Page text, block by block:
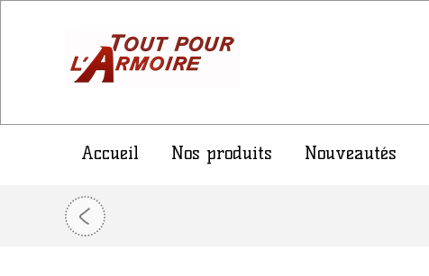
Accueil Nos produits Nouveautés